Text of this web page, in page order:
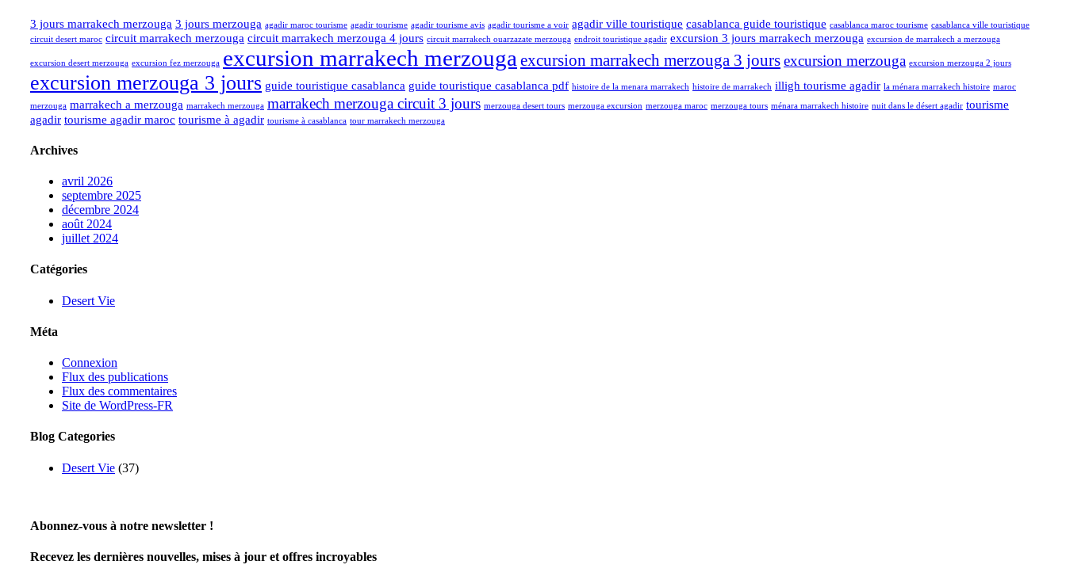
3 jours marrakech merzouga 3 jours merzouga agadir maroc tourisme agadir tourisme agadir tourisme avis agadir tourisme a voir agadir ville touristique casablanca guide touristique casablanca maroc tourisme casablanca ville touristique
circuit desert maroc circuit marrakech merzouga circuit marrakech merzouga 4 jours circuit marrakech ouarzazate merzouga endroit touristique agadir excursion 3 jours marrakech merzouga excursion de marrakech a merzouga
excursion desert merzouga excursion fez merzouga excursion marrakech merzouga excursion marrakech merzouga 3 joursexcursion merzouga excursion merzouga 2 jours
excursion merzouga 3 jours guide touristique casablanca guide touristique casablanca pdf histoire de la menara marrakech histoire de marrakech illigh tourisme agadir la ménara marrakech histoire maroc
merzouga marrakech a merzouga marrakech merzouga marrakech merzouga circuit 3 jours merzouga desert tours merzouga excursion merzouga maroc merzouga tours ménara marrakech histoire nuit dans le désert agadir tourisme
agadir tourisme agadir maroc tourisme à agadir tourisme à casablanca tour marrakech merzouga
Archives
avril 2026
septembre 2025
décembre 2024
août 2024
juillet 2024
Catégories
Desert Vie
Méta
Connexion
Flux des publications
Flux des commentaires
Site de WordPress-FR
Blog Categories
Desert Vie (37)
Abonnez-vous à notre newsletter !
Recevez les dernières nouvelles, mises à jour et offres incroyables